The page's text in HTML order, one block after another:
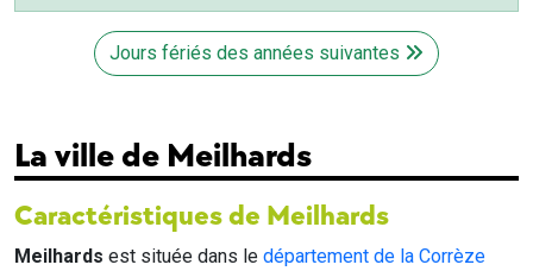
Jours fériés des années suivantes
La ville de Meilhards
Caractéristiques de Meilhards
Meilhards est située dans le département de la Corrèze